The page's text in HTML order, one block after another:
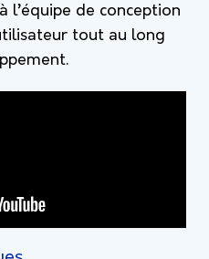
de conception
tout au long